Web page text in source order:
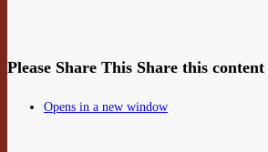
Please Share This Share this content
Opens in a new window